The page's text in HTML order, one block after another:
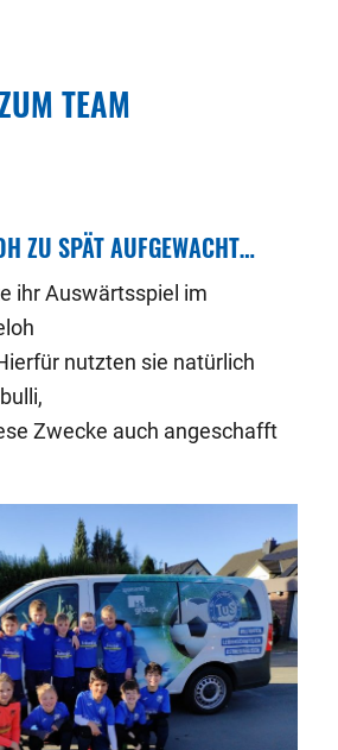
TEAM
ZU SPÄT AUFGEWACHT…
ihr Auswärtsspiel im
nutzten sie natürlich
Zwecke auch angeschafft